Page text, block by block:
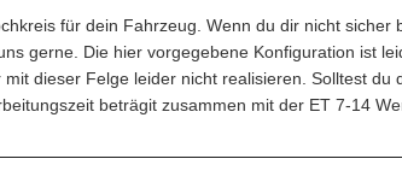
für dein Fahrzeug. Wenn du dir nicht sicher
gerne. Die hier vorgegebene Konfiguration ist
dieser Felge leider nicht realisieren. Solltest
beträgit zusammen mit der ET 7-14